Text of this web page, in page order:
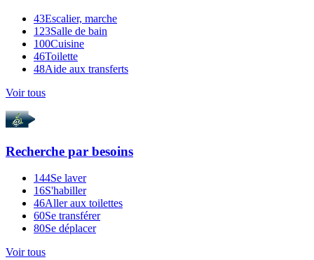
43Escalier, marche
123Salle de bain
100Cuisine
46Toilette
48Aide aux transferts
Voir tous
Recherche par besoins
144Se laver
16S'habiller
46Aller aux toilettes
60Se transférer
80Se déplacer
Voir tous